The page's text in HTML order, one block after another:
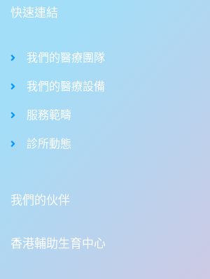
快速連結
我們的醫療團隊
我們的醫療設備
服務範疇
診所動態
我們的伙伴
香港輔助生育中心